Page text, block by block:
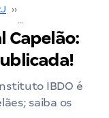
››
Capelão:
IBDO é
saiba os